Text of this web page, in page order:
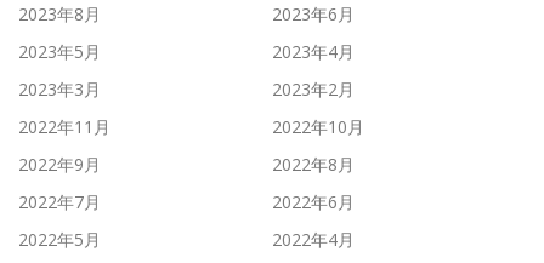
2023年8月
2023年6月
2023年5月
2023年4月
2023年3月
2023年2月
2022年11月
2022年10月
2022年9月
2022年8月
2022年7月
2022年6月
2022年5月
2022年4月